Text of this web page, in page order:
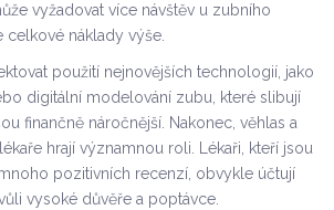
vyžadovat více návštěv u zubního
celkové náklady výše.
použití nejnovějších technologií, jako
digitální modelování zubu, které slibují
finančně náročnější. Nakonec, věhlas a
hrají významnou roli. Lékaři, kteří jsou
pozitivních recenzí, obvykle účtují
vysoké důvěře a poptávce.